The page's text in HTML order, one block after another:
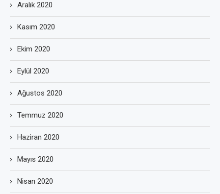
Aralık 2020
Kasım 2020
Ekim 2020
Eylül 2020
Ağustos 2020
Temmuz 2020
Haziran 2020
Mayıs 2020
Nisan 2020